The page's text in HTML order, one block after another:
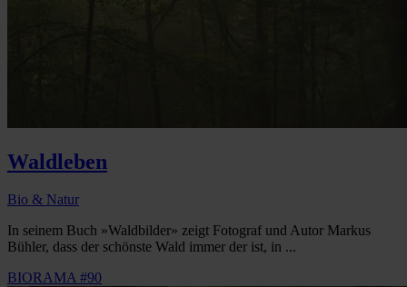
Waldleben
Bio & Natur
In seinem Buch »Waldbilder» zeigt Fotograf und Autor Markus
Bühler, dass der schönste Wald immer der ist, in ...
BIORAMA #90